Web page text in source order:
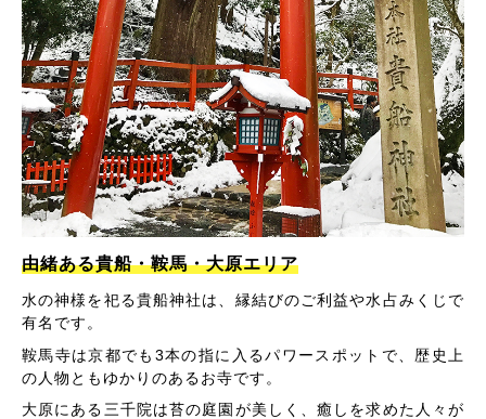
由緒ある貴船・鞍馬・大原エリア
水の神様を祀る貴船神社は、縁結びのご利益や水占みくじで
有名です。
鞍馬寺は京都でも3本の指に入るパワースポットで、歴史上
の人物ともゆかりのあるお寺です。
大原にある三千院は苔の庭園が美しく、癒しを求めた人々が